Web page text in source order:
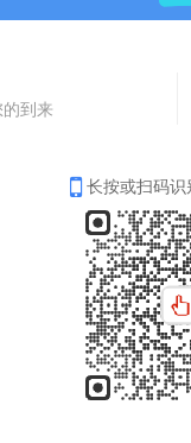
到来
长按或扫码